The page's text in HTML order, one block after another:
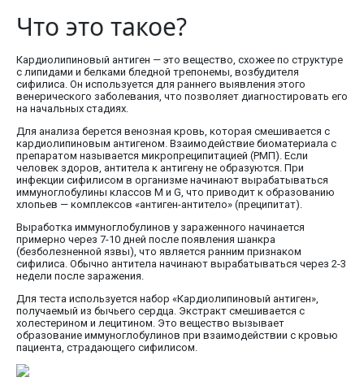
Что это такое?
Кардиолипиновый антиген — это вещество, схожее по структуре
с липидами и белками бледной трепонемы, возбудителя
сифилиса. Он используется для раннего выявления этого
венерического заболевания, что позволяет диагностировать его
на начальных стадиях.
Для анализа берется венозная кровь, которая смешивается с
кардиолипиновым антигеном. Взаимодействие биоматериала с
препаратом называется микропреципитацией (РМП). Если
человек здоров, антитела к антигену не образуются. При
инфекции сифилисом в организме начинают вырабатываться
иммуноглобулины классов M и G, что приводит к образованию
хлопьев — комплексов «антиген-антитело» (преципитат).
Выработка иммуноглобулинов у зараженного начинается
примерно через 7-10 дней после появления шанкра
(безболезненной язвы), что является ранним признаком
сифилиса. Обычно антитела начинают вырабатываться через 2-3
недели после заражения.
Для теста используется набор «Кардиолипиновый антиген»,
получаемый из бычьего сердца. Экстракт смешивается с
холестерином и лецитином. Это вещество вызывает
образование иммуноглобулинов при взаимодействии с кровью
пациента, страдающего сифилисом.